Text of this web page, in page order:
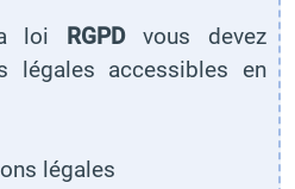
loi RGPDvous devez
légales accessibles en
légales